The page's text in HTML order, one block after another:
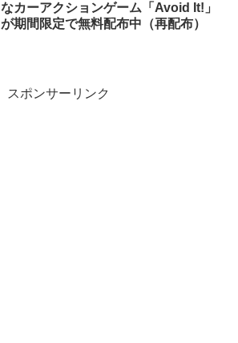
なカーアクションゲーム「Avoid It!」
が期間限定で無料配布中（再配布）
スポンサーリンク